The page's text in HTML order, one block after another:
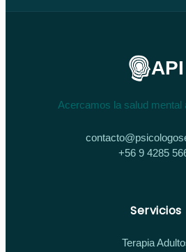
API
Acercamos la salud mental
+56 9 4285
Servicios
Terapia